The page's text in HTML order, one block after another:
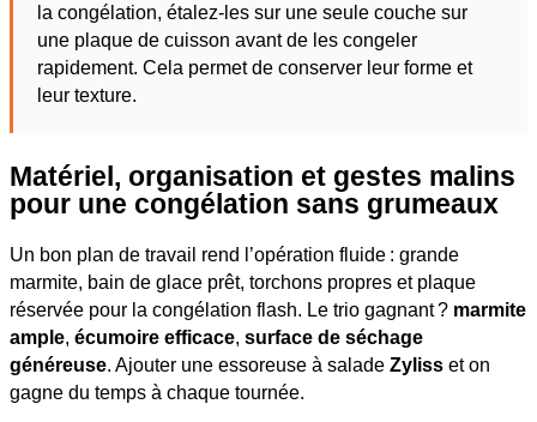
la congélation, étalez-les sur une seule couche sur
une plaque de cuisson avant de les congeler
rapidement. Cela permet de conserver leur forme et
leur texture.
Matériel, organisation et gestes malins
pour une congélation sans grumeaux
Un bon plan de travail rend l’opération fluide : grande
marmite, bain de glace prêt, torchons propres et plaque
réservée pour la congélation flash. Le trio gagnant ? marmite
ample, écumoire efficace, surface de séchage
généreuse. Ajouter une essoreuse à salade Zyliss et on
gagne du temps à chaque tournée.